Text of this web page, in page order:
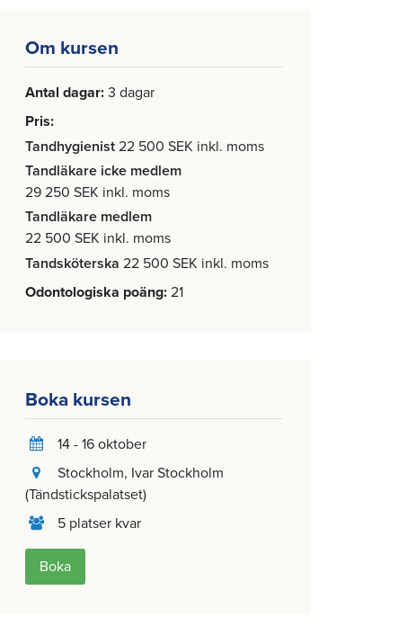
Om kursen
Antal dagar 3 dagar
Pris
Tandhygienist 22 500 SEK inkl. moms
Tandläkare icke medlem
29 250 SEK inkl. moms
Tandläkare medlem
22 500 SEK inkl. moms
Tandsköterska 22 500 SEK inkl. moms
Odontologiska poäng 21
Boka kursen
14 - 16 oktober
Stockholm, Ivar Stockholm
(Tändstickspalatset)
5 platser kvar
Boka